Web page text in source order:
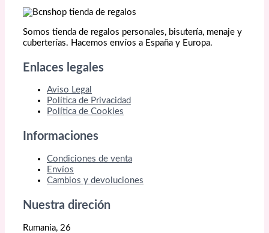
Somos tienda de regalos personales, bisutería, menaje y
cuberterías. Hacemos envíos a España y Europa.
Enlaces legales
Aviso Legal
Política de Privacidad
Política de Cookies
Informaciones
Condiciones de venta
Envíos
Cambios y devoluciones
Nuestra direción
Rumania, 26